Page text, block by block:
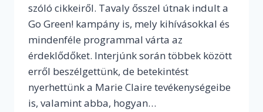
szóló cikkeiről. Tavaly ősszel útnak indult a
Go Green! kampány is, mely kihívásokkal és
mindenféle programmal várta az
érdeklődőket. Interjúnk során többek között
erről beszélgettünk, de betekintést
nyerhettünk a Marie Claire tevékenységeibe
is, valamint abba, hogyan…